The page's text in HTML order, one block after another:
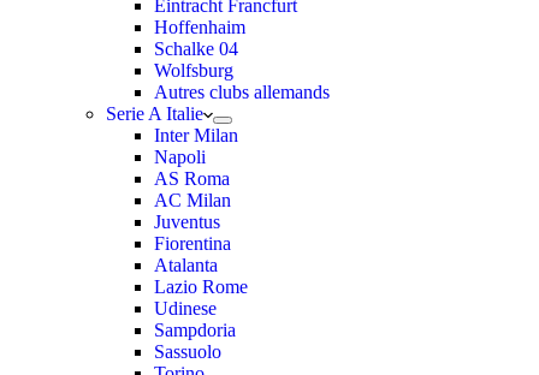
Eintracht Francfurt
Hoffenhaim
Schalke 04
Wolfsburg
Autres clubs allemands
Serie A Italie
Inter Milan
Napoli
AS Roma
AC Milan
Juventus
Fiorentina
Atalanta
Lazio Rome
Udinese
Sampdoria
Sassuolo